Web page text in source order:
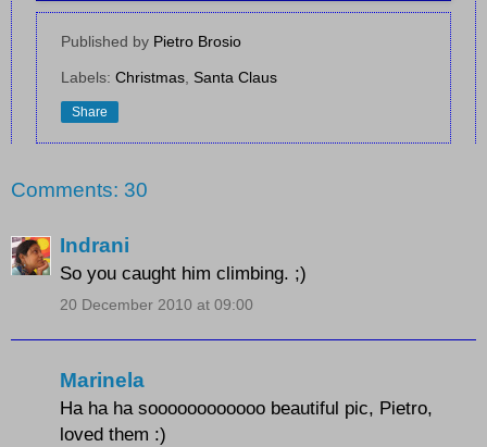
Published by Pietro Brosio
Labels: Christmas Santa Claus
Share
Comments: 30
Indrani
So you caught him climbing. ;)
20 December 2010 at 09:00
Marinela
Ha ha ha soooooooooooo beautiful pic, Pietro,
loved them :)